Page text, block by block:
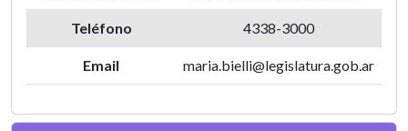
Teléfono 4338-3000
Email maria.bielli@legislatura.gob.ar